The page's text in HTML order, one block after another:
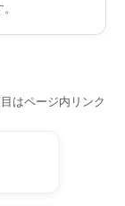
はページ内リンク